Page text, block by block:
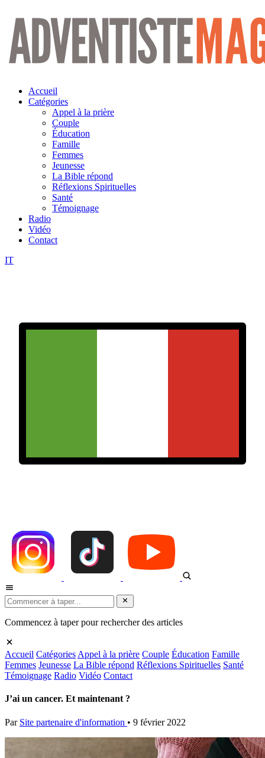
Aller
contenu
Accueil
Catégories
Appel à la prière
Couple
Éducation
Famille
Femmes
Jeunesse
La Bible répond
Réflexions Spirituelles
Santé
Témoignage
Radio
Vidéo
Contact
IT
Commencez à taper pour rechercher des articles
Accueil Catégories Appel à la prière Couple Éducation Famille
Femmes Jeunesse La Bible répond Réflexions Spirituelles Santé
Témoignage Radio Vidéo Contact
J’ai un cancer. Et maintenant ?
Par Site partenaire d'information • 9 février 2022